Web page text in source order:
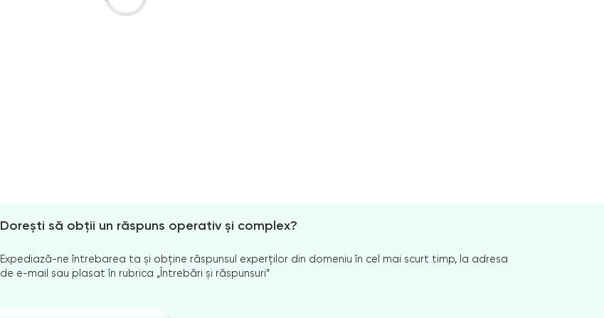
Dorești să obții un răspuns operativ și complex?
Expediază-ne întrebarea ta și obține răspunsul experților din domeniu în cel mai scurt timp, la adresa
de e-mail sau plasat în rubrica „Întrebări și răspunsuri”